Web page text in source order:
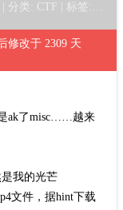
分类: CTF | 标签: misc
修改于 2309 天
ak了misc……越来
我的光芒
文件，据hint下载